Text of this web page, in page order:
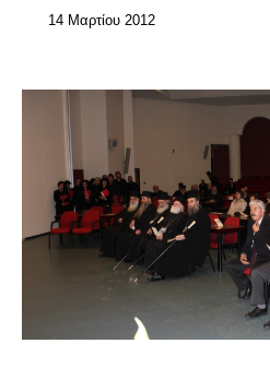
14 Μαρτίου 2012